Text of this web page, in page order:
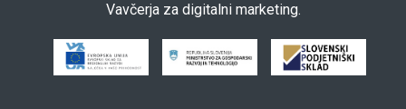
Vavčerja za digitalni marketing.